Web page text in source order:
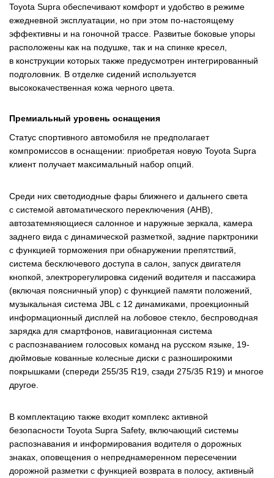
Toyota Supra обеспечивают комфорт и удобство в режиме
ежедневной эксплуатации, но при этом по-настоящему
эффективны и на гоночной трассе. Развитые боковые упоры
расположены как на подушке, так и на спинке кресел,
в конструкции которых также предусмотрен интегрированный
подголовник. В отделке сидений используется
высококачественная кожа черного цвета.
Премиальный уровень оснащения
Статус спортивного автомобиля не предполагает
компромиссов в оснащении: приобретая новую Toyota Supra
клиент получает максимальный набор опций.
Среди них светодиодные фары ближнего и дальнего света
с системой автоматического переключения (AHB),
автозатемняющиеся салонное и наружные зеркала, камера
заднего вида с динамической разметкой, задние парктроники
с функцией торможения при обнаружении препятствий,
система бесключевого доступа в салон, запуск двигателя
кнопкой, электрорегулировка сидений водителя и пассажира
(включая поясничный упор) с функцией памяти положений,
музыкальная система JBL с 12 динамиками, проекционный
информационный дисплей на лобовое стекло, беспроводная
зарядка для смартфонов, навигационная система
с распознаванием голосовых команд на русском языке, 19-
дюймовые кованные колесные диски с разноширокими
покрышками (спереди 255/35 R19, сзади 275/35 R19) и многое
другое.
В комплектацию также входит комплекс активной
безопасности Toyota Supra Safety, включающий системы
распознавания и информирования водителя о дорожных
знаках, оповещения о непреднамеренном пересечении
дорожной разметки с функцией возврата в полосу, активный